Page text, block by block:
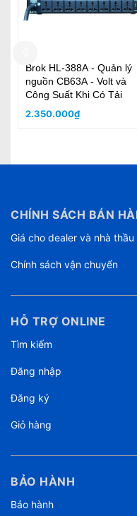
Brok HL-388A - Quản lý
nguồn CB63A - Volt và
Công Suất Khi Có Tải
2.350.000₫
CHÍNH SÁCH BÁN
Giá cho dealer và nhà thầu
Chính sách vận chuyển
HỖ TRỢ ONLINE
Tìm kiếm
Đăng nhập
Đăng ký
Giỏ hàng
BẢO HÀNH
Bảo hành